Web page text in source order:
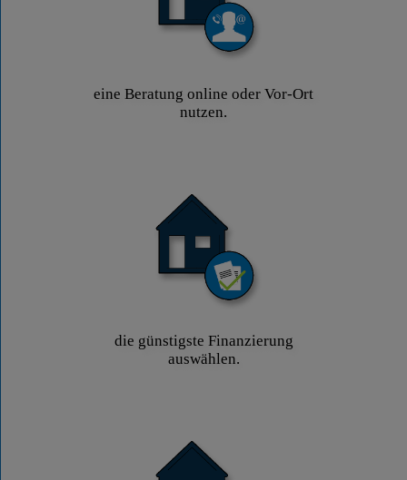
eine Beratung online oder Vor-Ort
nutzen.
die günstigste Finanzierung
auswählen.